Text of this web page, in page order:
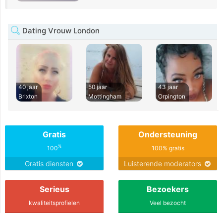
Dating Vrouw London
40 jaar
Brixton
50 jaar
Mottingham
43 jaar
Orpington
Gratis
100%
Gratis diensten
Ondersteuning
100% gratis
Luisterende moderators
Serieus
kwaliteitsprofielen
Bezoekers
Veel bezocht